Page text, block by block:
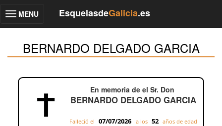
Toggle
MENU EsquelasdeGalicia.es
BERNARDO DELGADO GARCIA
En memoria de el Sr. Don
BERNARDO DELGADO GARCIA
Falleció el 07/07/2026 a los 52 años de edad